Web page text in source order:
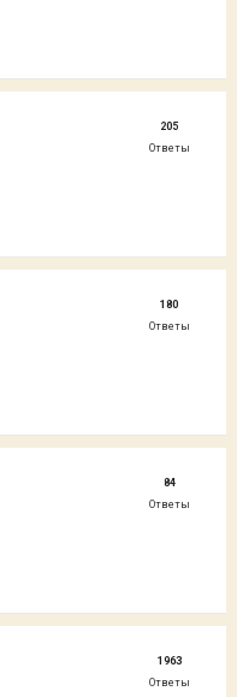
205
Ответы
180
Ответы
84
Ответы
1963
Ответы